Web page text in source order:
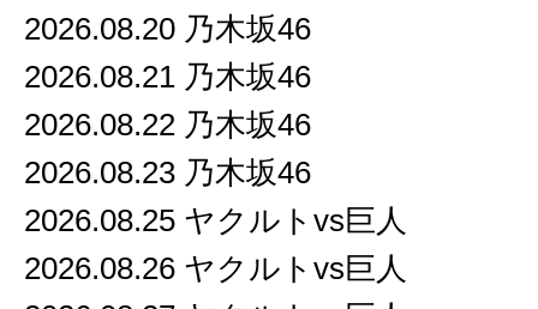
2026.08.20 乃木坂46
2026.08.21 乃木坂46
2026.08.22 乃木坂46
2026.08.23 乃木坂46
2026.08.25 ヤクルトvs巨人
2026.08.26 ヤクルトvs巨人